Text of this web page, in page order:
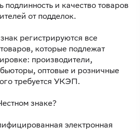
подлинность и качество товаров
от подделок.
регистрируются все
которые подлежат
производители,
оптовые и розничные
требуется УКЭП.
знаке?
электронная